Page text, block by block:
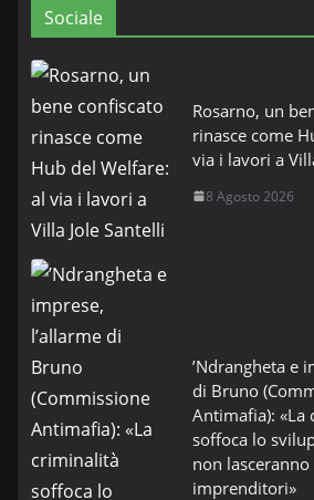
Sociale
Rosarno, un
rinasce come
via i lavori a
8 Agosto 2026
’Ndrangheta e
di Bruno
Antimafia): «La
soffoca lo
non
imprenditori»